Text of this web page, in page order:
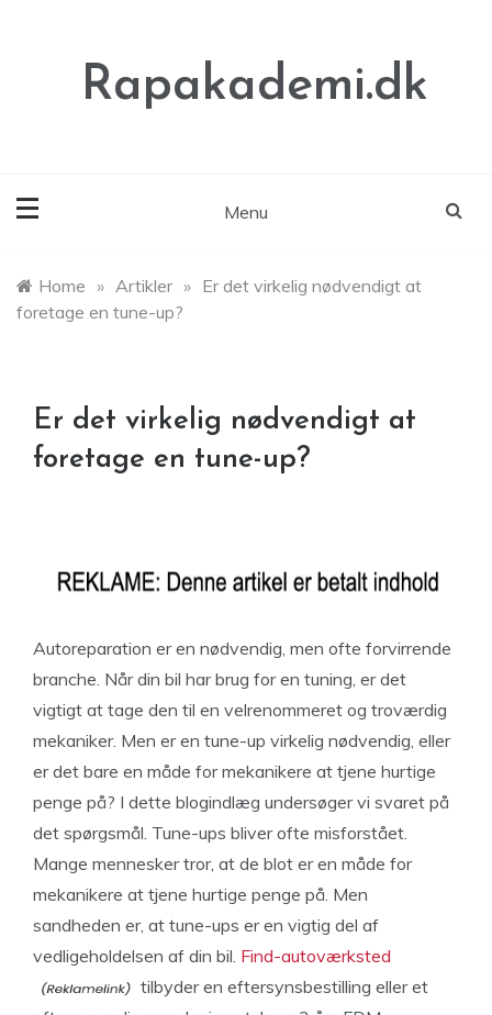
Rapakademi.dk
Menu
Home » Artikler » Er det virkelig nødvendigt at
foretage en tune-up?
Er det virkelig nødvendigt at
foretage en tune-up?
Autoreparation er en nødvendig, men ofte forvirrende
branche. Når din bil har brug for en tuning, er det
vigtigt at tage den til en velrenommeret og troværdig
mekaniker. Men er en tune-up virkelig nødvendig, eller
er det bare en måde for mekanikere at tjene hurtige
penge på? I dette blogindlæg undersøger vi svaret på
det spørgsmål. Tune-ups bliver ofte misforstået.
Mange mennesker tror, at de blot er en måde for
mekanikere at tjene hurtige penge på. Men
sandheden er, at tune-ups er en vigtig del af
vedligeholdelsen af din bil. Find-autoværksted
tilbyder en eftersynsbestilling eller et